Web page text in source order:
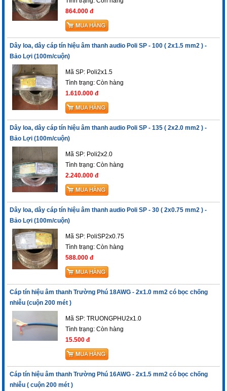
864.000 đ
Dây loa, dây cáp tín hiệu âm thanh audio Poli SP - 100 ( 2x1.5 mm2 ) -
Bảo Lợi (100m/cuộn)
Mã SP: Poli2x1.5
Tình trạng:Còn hàng
1.610.000 đ
Dây loa, dây cáp tín hiệu âm thanh audio Poli SP - 135 ( 2x2.0 mm2 ) -
Bảo Lợi (100m/cuộn)
Mã SP: Poli2x2.0
Tình trạng:Còn hàng
2.240.000 đ
Dây loa, dây cáp tín hiệu âm thanh audio Poli SP - 30 ( 2x0.75 mm2 ) -
Bảo Lợi (100m/cuộn)
Mã SP: PoliSP2x0.75
Tình trạng:Còn hàng
588.000 đ
Cáp tín hiệu âm thanh Trường Phú 18AWG - 2x1.0 mm2 có bọc chống
nhiễu (cuộn 200 mét )
Mã SP: TRUONGPHU2x1.0
Tình trạng:Còn hàng
15.500 đ
Cáp tín hiệu âm thanh Trường Phú 16AWG - 2x1.5 mm2 có bọc chống
nhiễu ( cuộn 200 mét )